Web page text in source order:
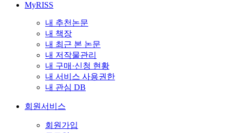
MyRISS
내 추천논문
내 책장
내 최근 본 논문
내 저작물관리
내 구매·신청 현황
내 서비스 사용권한
내 관심 DB
회원서비스
회원가입